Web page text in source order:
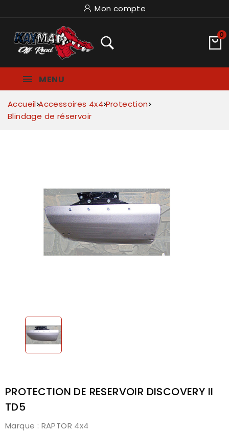
Mon compte
0
MENU
Accueil Accessoires 4x4 Protection
Blindage de réservoir
PROTECTION DE RESERVOIR DISCOVERY II
TD5
Marque : RAPTOR 4x4